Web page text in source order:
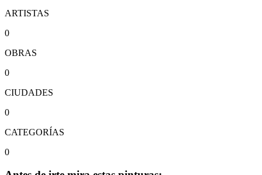
ARTISTAS
0
OBRAS
0
CIUDADES
0
CATEGORÍAS
0